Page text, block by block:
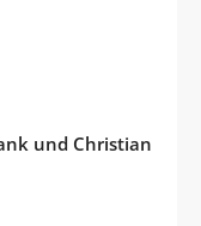
und Christian